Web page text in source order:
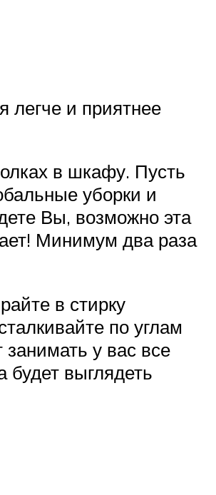
легче и приятнее
в шкафу. Пусть
уборки и
Вы, возможно эта
Минимум два раза
в стирку
по углам
у вас все
выглядеть